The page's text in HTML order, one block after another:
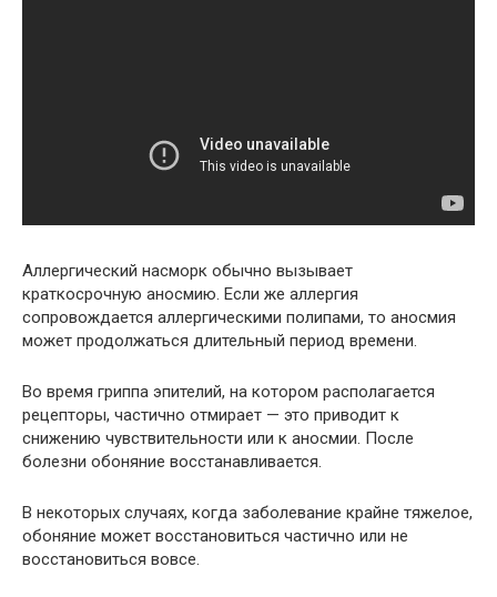
Аллергический насморк обычно вызывает
краткосрочную аносмию. Если же аллергия
сопровождается аллергическими полипами, то аносмия
может продолжаться длительный период времени.
Во время гриппа эпителий, на котором располагается
рецепторы, частично отмирает — это приводит к
снижению чувствительности или к аносмии. После
болезни обоняние восстанавливается.
В некоторых случаях, когда заболевание крайне тяжелое,
обоняние может восстановиться частично или не
восстановиться вовсе.